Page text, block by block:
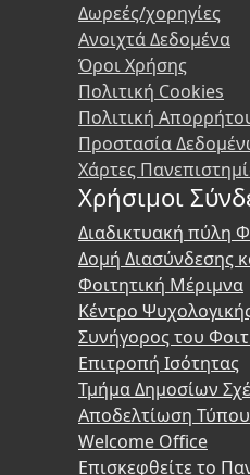
Δωρεές/χορηγίες
Ανοιχτά Δεδομένα
Όροι Χρήσης
Πολιτική Cookies
Πολιτική
Προστασία
Χάρτες
Χρήσιμοι
Διαδικτυακή πύλη
Δομή Διασύνδεσης
Φοιτητική Μέριμνα
Κέντρο
Συνήγορος του
Επιτροπή Ισότητας
Τμήμα Δημοσίων
Αποδελτίωση Τύπου
Welcome Office
Επισκεφθείτε το